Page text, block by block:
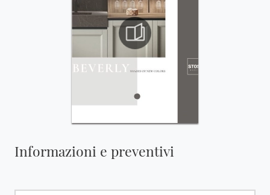
Informazioni e preventivi